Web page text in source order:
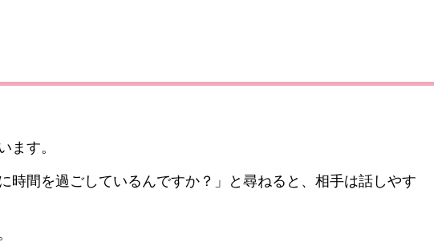
ます。
間を過ごしているんですか？」と尋ねると、相手は話しやす